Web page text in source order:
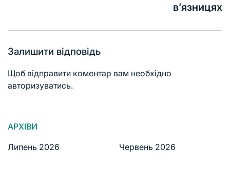
в’язницях
Залишити відповідь
Щоб відправити коментар вам необхідно
авторизуватись.
АРХІВИ
Липень 2026
Червень 2026